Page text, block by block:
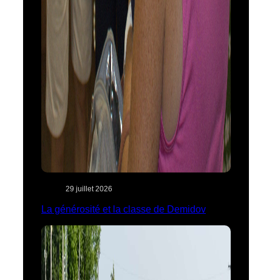
29 juillet 2026
La générosité et la classe de Demidov